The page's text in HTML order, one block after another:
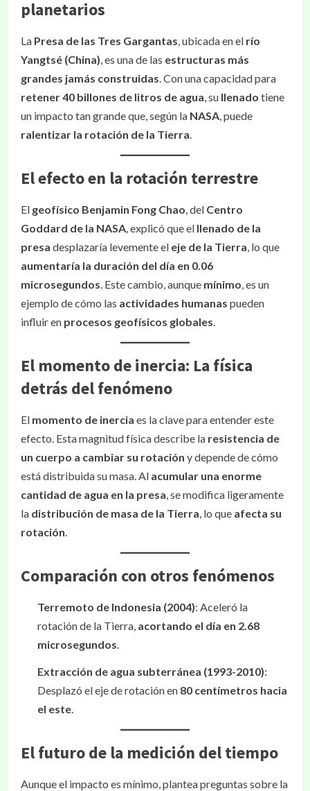
planetarios
La Presa de las Tres Gargantas, ubicada en el río
Yangtsé (China), es una de las estructuras más
grandes jamás construidas. Con una capacidad para
retener 40 billones de litros de agua, su llenado tiene
un impacto tan grande que, según la NASA, puede
ralentizar la rotación de la Tierra.
El efecto en la rotación terrestre
El geofísico Benjamin Fong Chao, del Centro
Goddard de la NASA, explicó que el llenado de la
presa desplazaría levemente el eje de la Tierra, lo que
aumentaría la duración del día en 0.06
microsegundos. Este cambio, aunque mínimo, es un
ejemplo de cómo las actividades humanas pueden
influir en procesos geofísicos globales.
El momento de inercia: La física
detrás del fenómeno
El momento de inercia es la clave para entender este
efecto. Esta magnitud física describe la resistencia de
un cuerpo a cambiar su rotación y depende de cómo
está distribuida su masa. Al acumular una enorme
cantidad de agua en la presa, se modifica ligeramente
la distribución de masa de la Tierra, lo que afecta su
rotación.
Comparación con otros fenómenos
Terremoto de Indonesia (2004): Aceleró la
rotación de la Tierra, acortando el día en 2.68
microsegundos.
Extracción de agua subterránea (1993-2010):
Desplazó el eje de rotación en 80 centímetros hacia
el este.
El futuro de la medición del tiempo
Aunque el impacto es mínimo, plantea preguntas sobre la